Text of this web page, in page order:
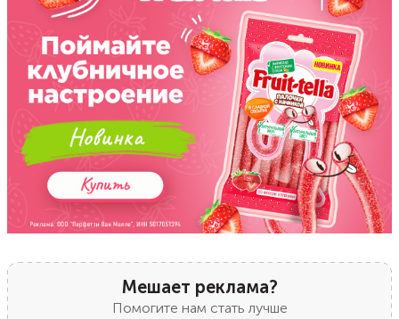
Мешает реклама?
Помогите нам стать лучше